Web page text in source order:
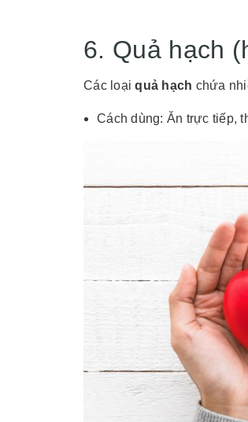
6. Quả hạch
Các loạiquả hạch chứa
Cách dùng: Ăn trực tiếp,